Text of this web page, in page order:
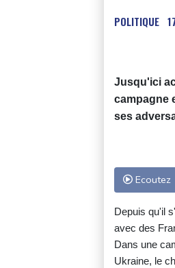
POLITIQUE
Jusqu'ici
campagne
ses
Ecoutez
Depuis qu'il
avec des
Dans une
Ukraine, le